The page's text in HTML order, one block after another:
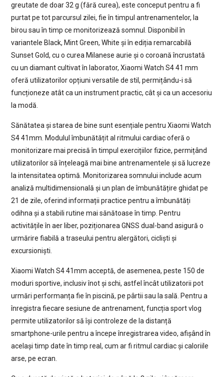
greutate de doar 32 g (fără curea), este conceput pentru a fi
purtat pe tot parcursul zilei, fie în timpul antrenamentelor, la
birou sau în timp ce monitorizează somnul. Disponibil în
variantele Black, Mint Green, White și în ediția remarcabilă
Sunset Gold, cu o curea Milanese aurie și o coroană încrustată
cu un diamant cultivat în laborator, Xiaomi Watch S4 41 mm
oferă utilizatorilor opțiuni versatile de stil, permițându-i să
funcționeze atât ca un instrument practic, cât și ca un accesoriu
la modă.
Sănătatea și starea de bine sunt esențiale pentru Xiaomi Watch
S4 41mm. Modulul îmbunătățit al ritmului cardiac oferă o
monitorizare mai precisă în timpul exercițiilor fizice, permițând
utilizatorilor să înțeleagă mai bine antrenamentele și să lucreze
la intensitatea optimă. Monitorizarea somnului include acum
analiză multidimensională și un plan de îmbunătățire ghidat pe
21 de zile, oferind informații practice pentru a îmbunătăți
odihna și a stabili rutine mai sănătoase în timp. Pentru
activitățile în aer liber, poziționarea GNSS dual-band asigură o
urmărire fiabilă a traseului pentru alergători, cicliști și
excursioniști.
Xiaomi Watch S4 41mm acceptă, de asemenea, peste 150 de
moduri sportive, inclusiv înot și schi, astfel încât utilizatorii pot
urmări performanța fie în piscină, pe pârtii sau la sală. Pentru a
înregistra fiecare sesiune de antrenament, funcția sport vlog
permite utilizatorilor să își controleze de la distanță
smartphone-urile pentru a începe înregistrarea video, afișând în
același timp date în timp real, cum ar fi ritmul cardiac și caloriile
arse, pe ecran.